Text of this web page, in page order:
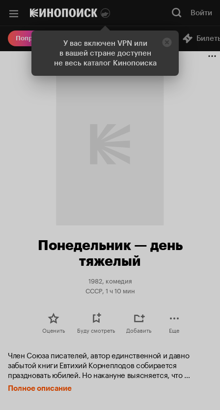
У вас включен VPN или
в вашей стране доступен
не весь каталог Кинопоиска
Войти
Попробовать Плюс Онлайн-кинотеатр
Понедельник — день
тяжелый
1982, комедия
СССР, 1 ч 10 мин
Оценить Буду смотреть Добавить Еще
Член Союза писателей, автор единственной и давно
забытой книги Евтихий Корнеплодов собирается
праздновать юбилей. Но накануне выясняется, что
потерян членский билет. Заявление Корнеплодова о
выдаче ему нового билета напоминает работникам
Полное описание